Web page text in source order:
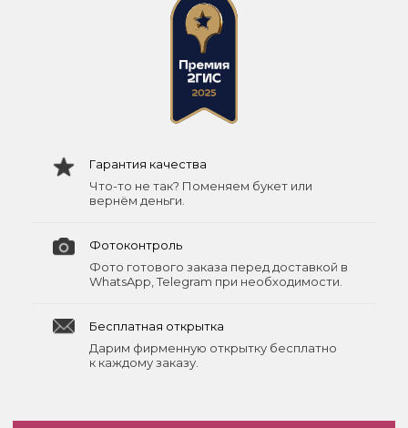
Гарантия качества
Что-то не так? Поменяем букет или
вернём деньги.
Фотоконтроль
Фото готового заказа перед доставкой в
WhatsApp, Telegram при необходимости.
Бесплатная открытка
Дарим фирменную открытку бесплатно
к каждому заказу.